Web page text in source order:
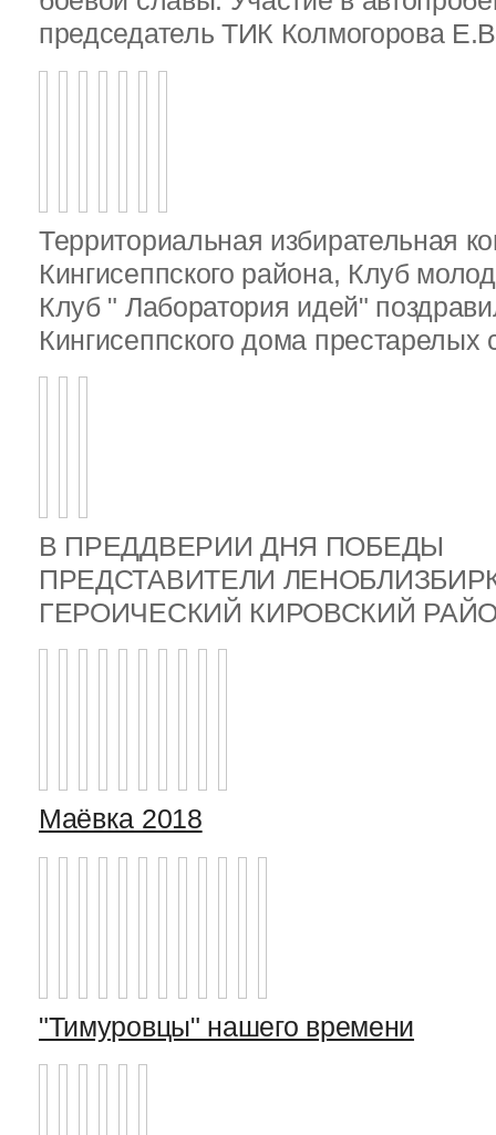
председатель ТИК Колмогорова
Территориальная избирательная
Кингисеппского района, Клуб
Клуб " Лаборатория идей"
Кингисеппского дома
В ПРЕДДВЕРИИ ДНЯ ПОБЕДЫ
ПРЕДСТАВИТЕЛИ
ГЕРОИЧЕСКИЙ КИРОВСКИЙ
Маёвка 2018
"Тимуровцы" нашего времени